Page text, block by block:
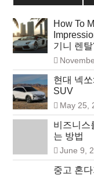
How To
기니 렌
현대 넥
SUV
May 25,
비즈니스
는 방법
June 9,
중고 혼